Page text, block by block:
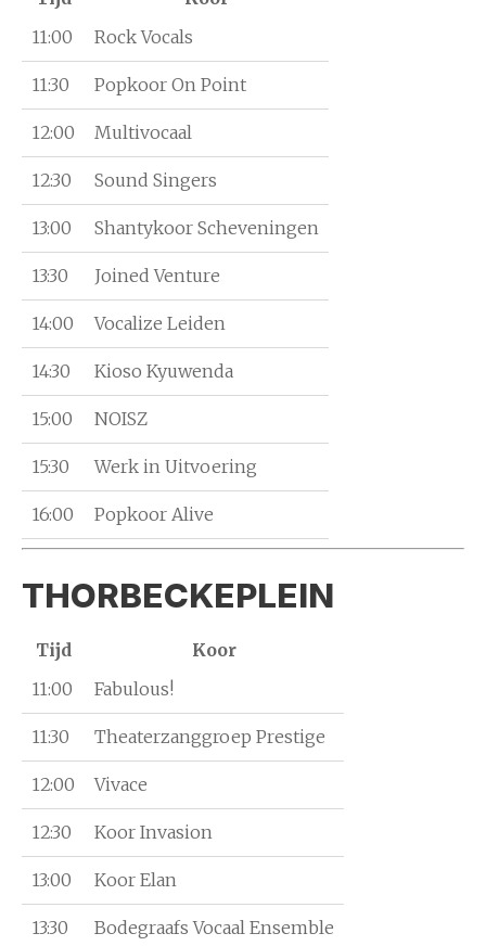
11:00
Rock Vocals
11:30 Popkoor On Point
12:00 Multivocaal
12:30 Sound Singers
13:00 Shantykoor Scheveningen
13:30 Joined Venture
14:00 Vocalize Leiden
14:30 Kioso Kyuwenda
15:00 NOISZ
15:30 Werk in Uitvoering
16:00 Popkoor Alive
THORBECKEPLEIN
Tijd
Koor
11:00
Fabulous!
11:30 Theaterzanggroep Prestige
12:00 Vivace
12:30 Koor Invasion
13:00 Koor Elan
13:30 Bodegraafs Vocaal Ensemble